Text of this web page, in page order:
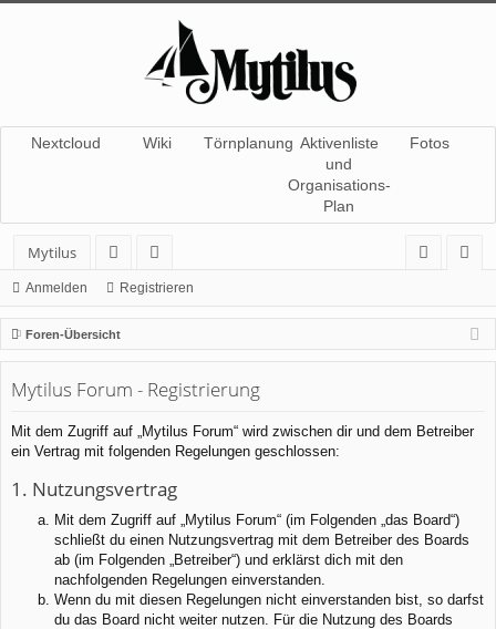
Nextcloud Wiki Törnplanung Aktivenliste
und
Organisations-
Plan
Fotos
Mytilus
or
en
itg
lie
de
r
m
el
n
ist
rie
n
Anmelden Registrieren
Foren-Übersicht
Mytilus Forum - Registrierung
Mit dem Zugriff auf „Mytilus Forum“ wird zwischen dir und dem Betreiber
ein Vertrag mit folgenden Regelungen geschlossen:
1. Nutzungsvertrag
Mit dem Zugriff auf „Mytilus Forum“ (im Folgenden „das Board“)
schließt du einen Nutzungsvertrag mit dem Betreiber des Boards
ab (im Folgenden „Betreiber“) und erklärst dich mit den
nachfolgenden Regelungen einverstanden.
Wenn du mit diesen Regelungen nicht einverstanden bist, so darfst
du das Board nicht weiter nutzen. Für die Nutzung des Boards